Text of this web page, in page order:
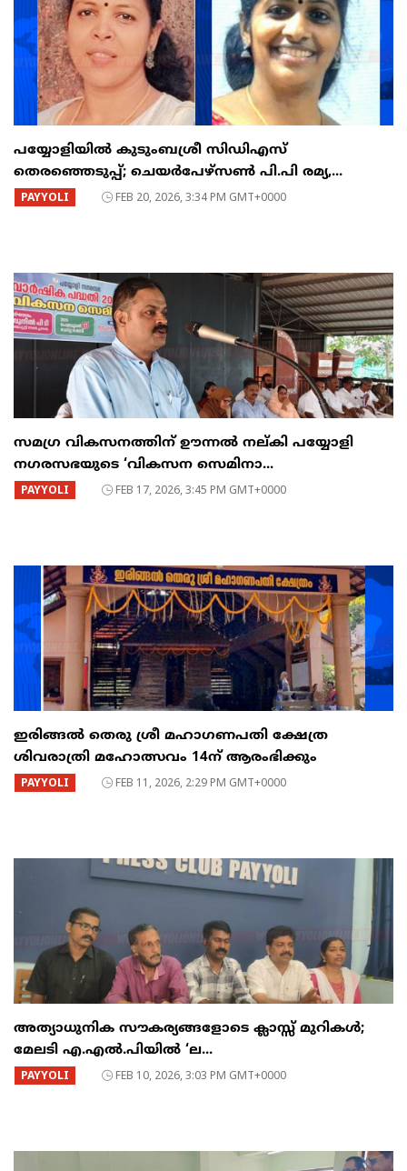
പയ്യോളിയിൽ കുടുംബശ്രീ സിഡിഎസ്
തെരഞ്ഞെടുപ്പ്; ചെയർപേഴ്സൺ പി.പി രമ്യ,...
PAYYOLI FEB 20, 2026, 3:34 PM GMT+0000
സമഗ്ര വികസനത്തിന് ഊന്നൽ നല്കി പയ്യോളി
നഗരസഭയുടെ ‘വികസന സെമിനാ...
PAYYOLI FEB 17, 2026, 3:45 PM GMT+0000
ഇരിങ്ങൽ തെരു ശ്രീ മഹാഗണപതി ക്ഷേത്ര
ശിവരാത്രി മഹോത്സവം 14ന് ആരംഭിക്കും
PAYYOLI FEB 11, 2026, 2:29 PM GMT+0000
അത്യാധുനിക സൗകര്യങ്ങളോടെ ക്ലാസ്സ് മുറികൾ;
മേലടി എ.എൽ.പിയിൽ ‘ല...
PAYYOLI FEB 10, 2026, 3:03 PM GMT+0000